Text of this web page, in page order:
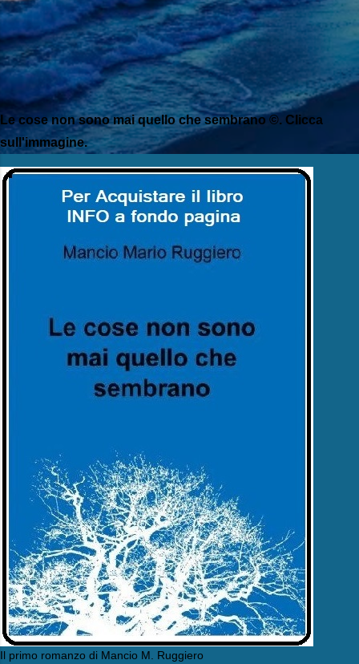
Le cose non sono mai quello che sembrano ©. Clicca
sull'immagine.
Il primo romanzo di Mancio M. Ruggiero